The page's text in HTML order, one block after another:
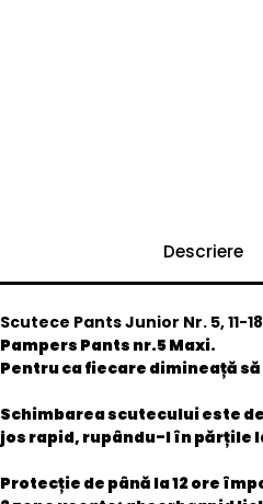
Descriere
Scutece Pants Junior Nr. 5, 11-
Pampers Pants nr.5 Maxi.
Pentru ca fiecare dimineață
Schimbarea scutecului este
jos rapid, rupându-l în părțile
Protecție de până la 12 ore